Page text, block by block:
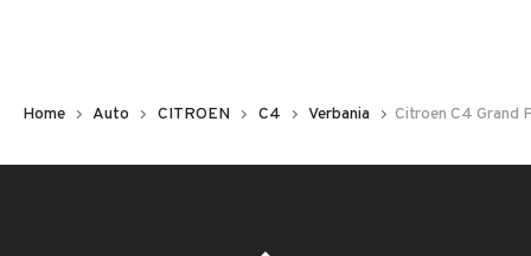
Home Auto CITROEN C4 Verbania Citroen C4 Grand